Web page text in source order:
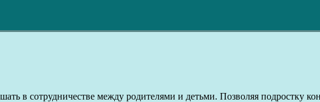
в сотрудничестве между родителями и детьми. Позволяя подростку